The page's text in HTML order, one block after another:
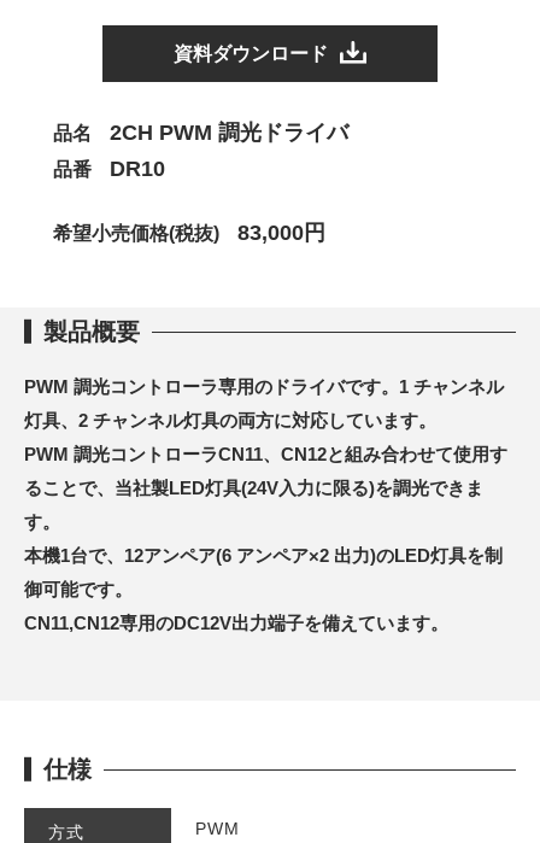
資料ダウンロード
品名 2CH PWM 調光ドライバ
品番 DR10
希望小売価格(税抜) 83,000円
製品概要
PWM 調光コントローラ専用のドライバです。1 チャンネル
灯具、2 チャンネル灯具の両方に対応しています。
PWM 調光コントローラCN11、CN12と組み合わせて使用す
ることで、当社製LED灯具(24V入力に限る)を調光できま
す。
本機1台で、12アンペア(6 アンペア×2 出力)のLED灯具を制
御可能です。
CN11,CN12専用のDC12V出力端子を備えています。
仕様
方式 PWM